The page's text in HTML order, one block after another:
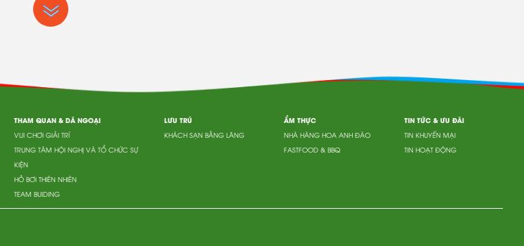
THAM QUAN & DÃ NGOẠI
VUI CHƠI GIẢI TRÍ
TRUNG TÂM HỘI NGHỊ VÀ TỔ CHỨC SỰ
KIỆN
HỒ BƠI THIÊN NHIÊN
TEAM BUIDING
LƯU TRÚ
KHÁCH SẠN BẰNG LĂNG
ẨM THỰC
NHÀ HÀNG HOA ANH ĐÀO
FASTFOOD & BBQ
TIN TỨC & ƯU ĐÃI
TIN KHUYẾN MẠI
TIN HOẠT ĐỘNG